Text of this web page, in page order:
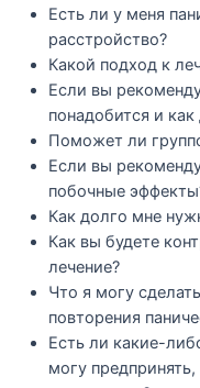
Есть ли у меня
расстройство?
Какой подход к
Если вы
понадобится и как
Поможет ли
Если вы
побочные
Как долго мне
Как вы будете
лечение?
Что я могу
повторения
Есть ли какие-
могу